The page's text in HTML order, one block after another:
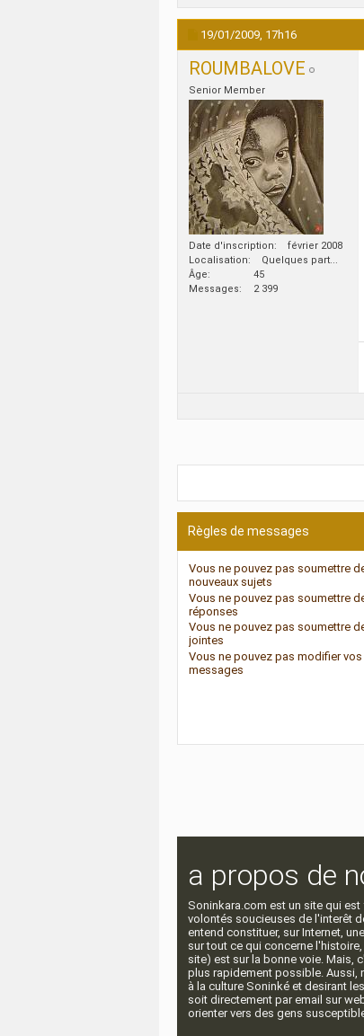
19/01/2009, 17h16
ROUMBALOVE
Senior Member
Date d'inscription
février 2008
Localisation
Quelques part...
Âge
45
Messages
2 399
Règles de messages
Vous ne pouvez pas soumettre
nouveaux sujets
Vous ne pouvez pas soumettre
réponses
Vous ne pouvez pas soumettre
jointes
Vous ne pouvez pas modifier vos
messages
a propos de
Soninkara.com est un site qui
volontés soucieuses de l'interêt
entend constituer, sur Internet,
sur tout ce qui concerne
site) est sur la bonne voie. Mais,
plus rapidement possible. Aussi,
à la culture Soninké et desirant
soit directement par email sur
orienter vers des gens